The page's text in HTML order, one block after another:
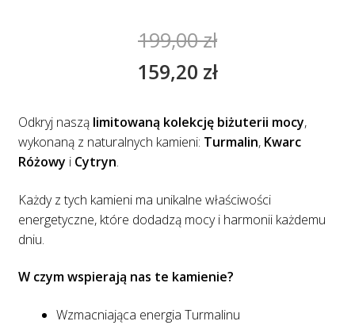
199,00zł
159,20 zł
Odkryj naszą limitowaną kolekcję biżuterii mocy,
wykonaną z naturalnych kamieni: Turmalin, Kwarc
Różowy i Cytryn.
Każdy z tych kamieni ma unikalne właściwości
energetyczne, które dodadzą mocy i harmonii każdemu
dniu.
W czym wspierają nas te kamienie?
Wzmacniająca energia Turmalinu